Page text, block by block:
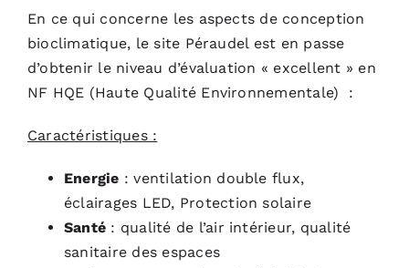
En ce qui concerne les aspects de conception
bioclimatique, le site Péraudel est en passe
d’obtenir le niveau d’évaluation « excellent » en
NF HQE (Haute Qualité Environnementale) :
Caractéristiques :
Energie : ventilation double flux,
éclairages LED, Protection solaire
Santé : qualité de l’air intérieur, qualité
sanitaire des espaces